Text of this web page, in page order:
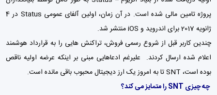
پروژه تامین مالی شده است. در آن زمان، اولین آلفای عمومی Status در 4
ژانویه 2017 برای اندروید و iOS منتشر شد.
چندین کاربر قبل از شروع رسمی فروش، تراکنش هایی را به قرارداد هوشمند
اعلام شده ارسال کردند. علیرغم ادعاهایی مبنی بر اینکه عرضه اولیه ناقص
بوده است، SNT تا به امروز یک ارز دیجیتال محبوب باقی مانده است.
چه چیزی SNT را متمایز می کند؟